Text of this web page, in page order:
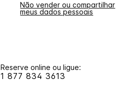
Não vender ou compartilhar
meus dados pessoais
Reserve online ou ligue:
1 877 834 3613